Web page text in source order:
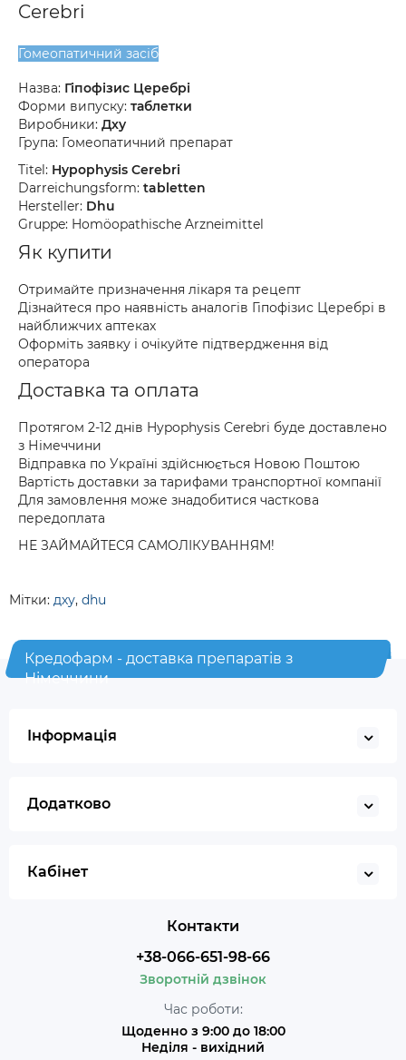
Cerebri
Гомеопатичний засіб
Назва: Гіпофізис Церебрі
Форми випуску: таблетки
Виробники: Дху
Група: Гомеопатичний препарат
Titel: Hypophysis Cerebri
Darreichungsform: tabletten
Hersteller: Dhu
Gruppe: Homöopathische Arzneimittel
Як купити
Отримайте призначення лікаря та рецепт
Дізнайтеся про наявність аналогів Гіпофізис Церебрі в
найближчих аптеках
Оформіть заявку і очікуйте підтвердження від
оператора
Доставка та оплата
Протягом 2-12 днів Hypophysis Cerebri буде доставлено
з Німеччини
Відправка по Україні здійснюється Новою Поштою
Вартість доставки за тарифами транспортної компанії
Для замовлення може знадобитися часткова
передоплата
НЕ ЗАЙМАЙТЕСЯ САМОЛІКУВАННЯМ!
Мітки: дху, dhu
Кредофарм - доставка препаратів з
Німеччини
Інформація
Додатково
Кабінет
Контакти
+38-066-651-98-66
Зворотній дзвінок
Час роботи:
Щоденно з 9:00 до 18:00
Неділя - вихідний